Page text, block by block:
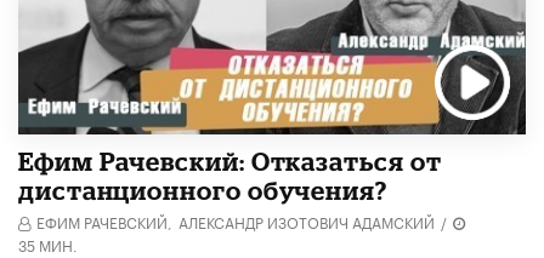
Ефим Рачевский: Отказаться от
дистанционного обучения?
ЕФИМ РАЧЕВСКИЙ, АЛЕКСАНДР ИЗОТОВИЧ АДАМСКИЙ /
35 МИН.